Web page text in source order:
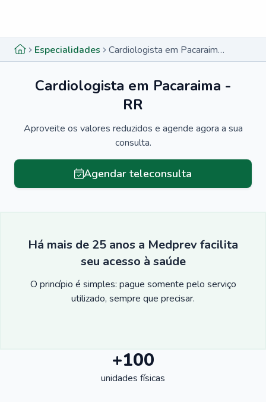
Especialidades Cardiologista em Pacaraima - RR
Cardiologista em Pacaraima -
RR
Aproveite os valores reduzidos e agende agora a sua
consulta.
Agendar teleconsulta
Há mais de 25 anos a Medprev facilita
seu acesso à saúde
O princípio é simples: pague somente pelo serviço
utilizado, sempre que precisar.
+100
unidades físicas